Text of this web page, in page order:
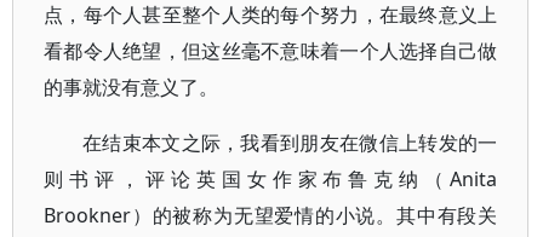
点，每个人甚至整个人类的每个努力，在最终意义上
看都令人绝望，但这丝毫不意味着一个人选择自己做
的事就没有意义了。
在结束本文之际，我看到朋友在微信上转发的一
则书评，评论英国女作家布鲁克纳（Anita
Brookner）的被称为无望爱情的小说。其中有段关